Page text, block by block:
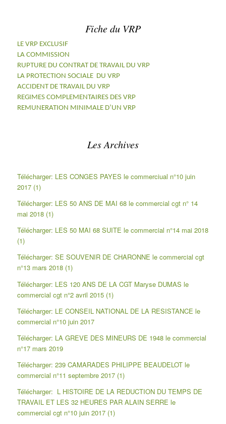
Fiche du VRP
LE VRP EXCLUSIF
LA COMMISSION
RUPTURE DU CONTRAT DE TRAVAIL DU VRP
LA PROTECTION SOCIALE DU VRP
ACCIDENT DE TRAVAIL DU VRP
REGIMES COMPLEMENTAIRES DES VRP
REMUNERATION MINIMALE D’UN VRP
Les Archives
Télécharger: LES CONGES PAYES le commerciual n°10 juin
2017 (1)
Télécharger: LES 50 ANS DE MAI 68 le commercial cgt n° 14
mai 2018 (1)
Télécharger: LES 50 MAI 68 SUITE le commercial n°14 mai 2018
(1)
Télécharger: SE SOUVENIR DE CHARONNE le commercial cgt
n°13 mars 2018 (1)
Télécharger: LES 120 ANS DE LA CGT Maryse DUMAS le
commercial cgt n°2 avril 2015 (1)
Télécharger: LE CONSEIL NATIONAL DE LA RESISTANCE le
commercial n°10 juin 2017
Télécharger: LA GREVE DES MINEURS DE 1948 le commercial
n°17 mars 2019
Télécharger: 239 CAMARADES PHILIPPE BEAUDELOT le
commercial n°11 septembre 2017 (1)
Télécharger: L HISTOIRE DE LA REDUCTION DU TEMPS DE
TRAVAIL ET LES 32 HEURES PAR ALAIN SERRE le
commercial cgt n°10 juin 2017 (1)